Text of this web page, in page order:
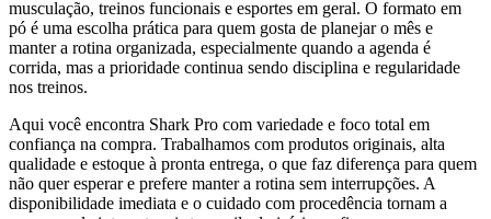
musculação, treinos funcionais e esportes em geral. O formato em
pó é uma escolha prática para quem gosta de planejar o mês e
manter a rotina organizada, especialmente quando a agenda é
corrida, mas a prioridade continua sendo disciplina e regularidade
nos treinos.
Aqui você encontra Shark Pro com variedade e foco total em
confiança na compra. Trabalhamos com produtos originais, alta
qualidade e estoque à pronta entrega, o que faz diferença para quem
não quer esperar e prefere manter a rotina sem interrupções. A
disponibilidade imediata e o cuidado com procedência tornam a